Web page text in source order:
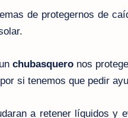
de protegernos de
chubasqueronos
si tenemos que pedir
a retener líquidos y